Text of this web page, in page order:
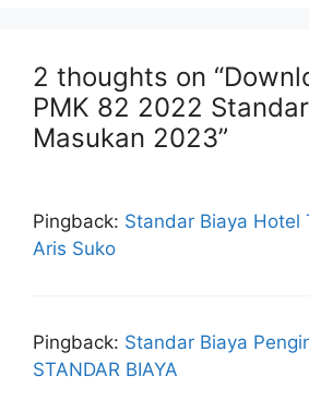
2 thoughts on
PMK 82 2022
Masukan 2023”
Pingback: Standar Biaya Hotel
Aris Suko
Pingback: Standar Biaya
STANDAR BIAYA